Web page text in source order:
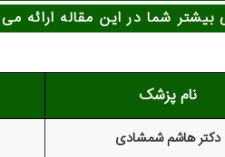
بیشتر شما در این مقاله ارائه
نام پزشک
دکتر هاشم شمشادی